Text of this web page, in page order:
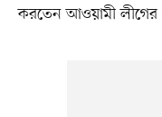
করতেন আওয়ামী লীগের